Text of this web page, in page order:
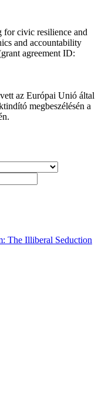
civic resilience and
and accountability
agreement ID:
az Európai Unió által
megbeszélésén a
The Illiberal Seduction